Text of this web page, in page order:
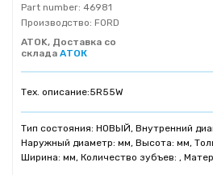
Part number: 46981
Производство: FORD
ATOK, Доставка со
склада АТОК
Тех. описание:5R55W
Тип состояния: НОВЫЙ, Внутренний
Наружный диаметр: мм, Высота: мм,
Ширина: мм, Количество зубъев: ,